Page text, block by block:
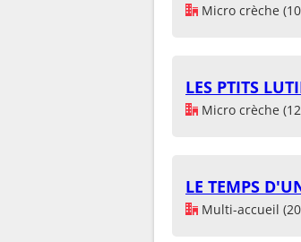
Micro crèche
LES PTITS
Micro crèche
LE TEMPS
Multi-accueil